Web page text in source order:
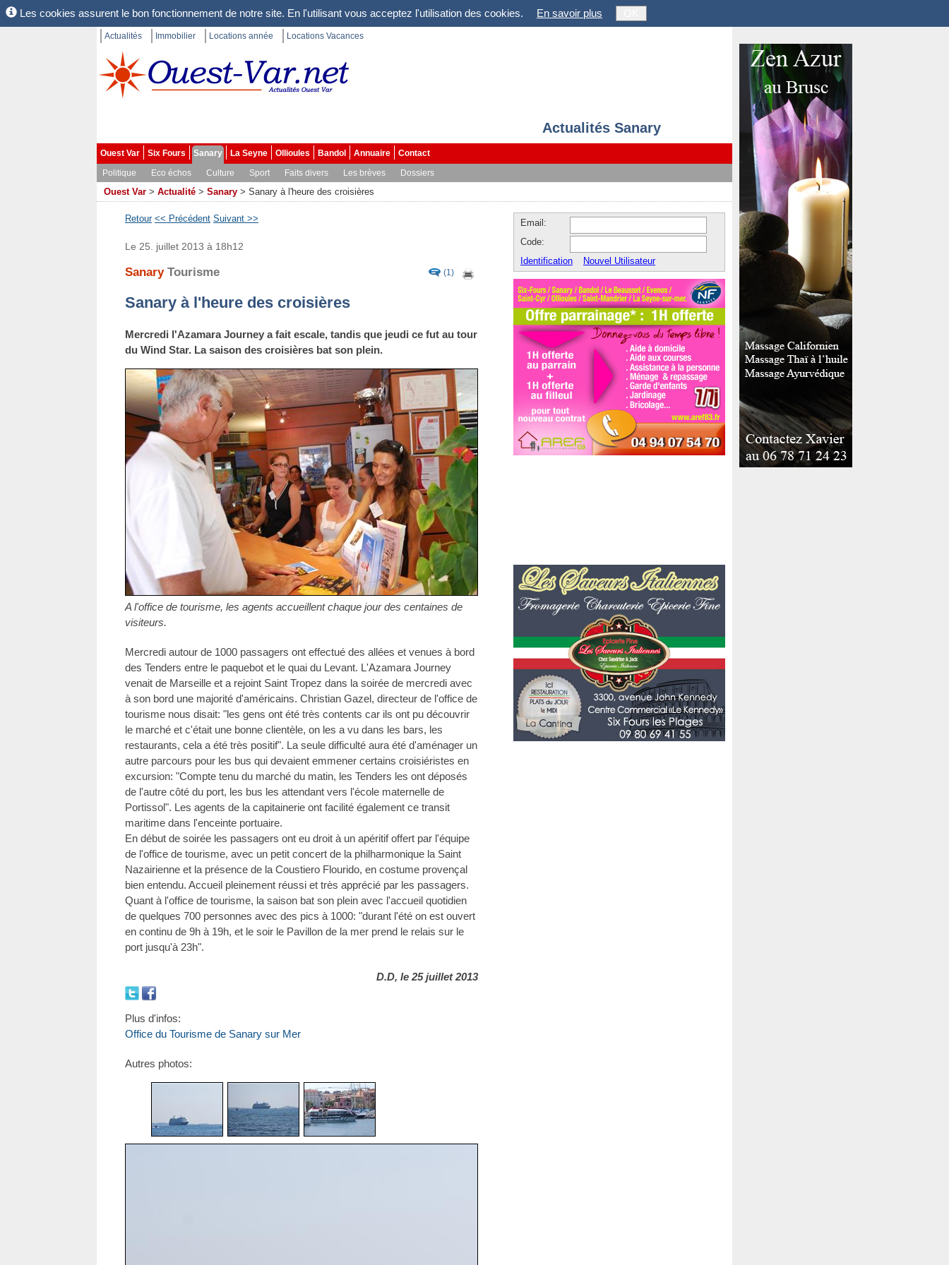
Les cookies assurent le bon fonctionnement de notre site. En l'utilisant vous acceptez l'utilisation des cookies. En savoir plus
Actualités Immobilier Locations année Locations Vacances
Actualités Sanary
Ouest Var Six Fours Sanary La Seyne Ollioules Bandol Annuaire
Contact
Politique
Eco échos Culture Sport Faits divers Les brèves Dossiers
Ouest Var > Actualité > Sanary > Sanary à l'heure des croisières
Retour << Précédent Suivant >>
(1)
Le 25. juillet 2013 à 18h12
Sanary Tourisme
Sanary à l'heure des croisières
Mercredi l'Azamara Journey a fait escale, tandis que jeudi ce fut au tour
du Wind Star. La saison des croisières bat son plein.
A l'office de tourisme, les agents accueillent chaque jour des centaines de
visiteurs.
Mercredi autour de 1000 passagers ont effectué des allées et venues à bord
des Tenders entre le paquebot et le quai du Levant. L'Azamara Journey
venait de Marseille et a rejoint Saint Tropez dans la soirée de mercredi avec
à son bord une majorité d'américains. Christian Gazel, directeur de l'office de
tourisme nous disait: "les gens ont été très contents car ils ont pu découvrir
le marché et c'était une bonne clientèle, on les a vu dans les bars, les
restaurants, cela a été très positif". La seule difficulté aura été d'aménager un
autre parcours pour les bus qui devaient emmener certains croisiéristes en
excursion: "Compte tenu du marché du matin, les Tenders les ont déposés
de l'autre côté du port, les bus les attendant vers l'école maternelle de
Portissol". Les agents de la capitainerie ont facilité également ce transit
maritime dans l'enceinte portuaire.
En début de soirée les passagers ont eu droit à un apéritif offert par l'équipe
de l'office de tourisme, avec un petit concert de la philharmonique la Saint
Nazairienne et la présence de la Coustiero Flourido, en costume provençal
bien entendu. Accueil pleinement réussi et très apprécié par les passagers.
Quant à l'office de tourisme, la saison bat son plein avec l'accueil quotidien
de quelques 700 personnes avec des pics à 1000: "durant l'été on est ouvert
en continu de 9h à 19h, et le soir le Pavillon de la mer prend le relais sur le
port jusqu'à 23h".
D.D, le 25 juillet 2013
Plus d'infos:
Office du Tourisme de Sanary sur Mer
Autres photos:
Email:
Code:
Identification
Nouvel Utilisateur